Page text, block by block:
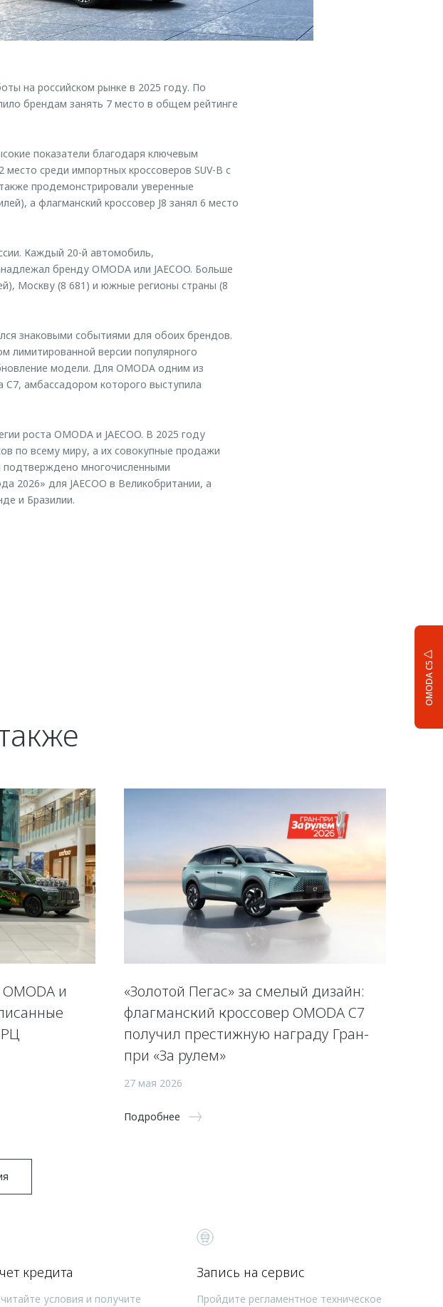
OMODA C5
на российском рынке в 2025 году. По
брендам занять 7 место в общем рейтинге
показатели благодаря ключевым
среди импортных кроссоверов SUV-B с
продемонстрировали уверенные
а флагманский кроссовер J8 занял 6 место
Каждый 20-й автомобиль,
бренду OMODA или JAECOO. Больше
Москву (8 681) и южные регионы страны (8
знаковыми событиями для обоих брендов.
лимитированной версии популярного
модели. Для OMODA одним из
C7, амбассадором которого выступила
роста OMODA и JAECOO. В 2025 году
по всему миру, а их совокупные продажи
подтверждено многочисленными
2026» для JAECOO в Великобритании, а
и Бразилии.
и
«Золотой Пегас» за смелый дизайн:
флагманский кроссовер OMODA C7
получил престижную награду Гран-
при «За рулем»
27 мая 2026
Подробнее
кредита
условия и получите
Запись на сервис
Пройдите регламентное техническое